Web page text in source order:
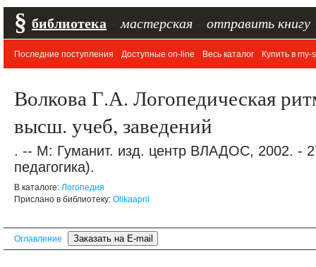
§ библиотека мастерская отправить книгу
Последние поступления Доступные on-line Весь каталог Купить в my-
Волкова Г.А. Логопедическая
высш. учеб, заведений
. -- М: Гуманит. изд. центр ВЛАДОС, 2002. -
педагогика).
В каталоге: Логопедия
Прислано в библиотеку: Olikaapril
Оглавление